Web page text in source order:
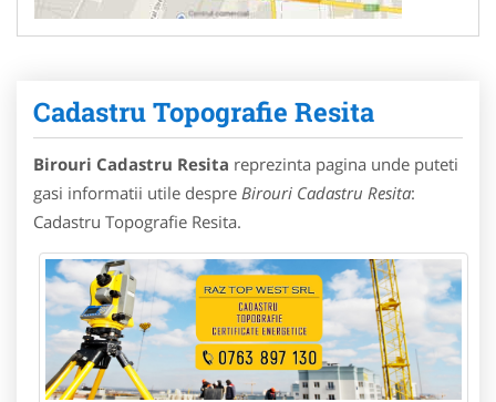
Cadastru Topografie Resita
Birouri Cadastru Resita reprezinta pagina unde puteti
gasi informatii utile despre Birouri Cadastru Resita:
Cadastru Topografie Resita.